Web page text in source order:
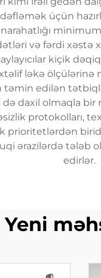
üçün
və fərdi
kiçik
ləkə ölçülərinə
təmin edilən
daxil olmaqla bir
protokolları,
ərazilərdə
edirlər.
Yeni